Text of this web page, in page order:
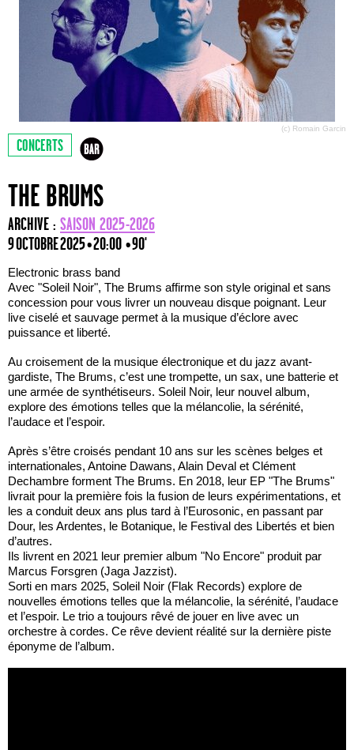
(c) Romain Garcin
CONCERTS
THE BRUMS
ARCHIVE : SAISON 2025-2026
9 OCTOBRE 2025 • 20:00 • 90'
Electronic brass band
Avec "Soleil Noir", The Brums affirme son style original et sans
concession pour vous livrer un nouveau disque poignant. Leur
live ciselé et sauvage permet à la musique d’éclore avec
puissance et liberté.
Au croisement de la musique électronique et du jazz avant-
gardiste, The Brums, c’est une trompette, un sax, une batterie et
une armée de synthétiseurs. Soleil Noir, leur nouvel album,
explore des émotions telles que la mélancolie, la sérénité,
l’audace et l’espoir.
Après s’être croisés pendant 10 ans sur les scènes belges et
internationales, Antoine Dawans, Alain Deval et Clément
Dechambre forment The Brums. En 2018, leur EP "The Brums"
livrait pour la première fois la fusion de leurs expérimentations, et
les a conduit deux ans plus tard à l’Eurosonic, en passant par
Dour, les Ardentes, le Botanique, le Festival des Libertés et bien
d’autres.
Ils livrent en 2021 leur premier album "No Encore" produit par
Marcus Forsgren (Jaga Jazzist).
Sorti en mars 2025, Soleil Noir (Flak Records) explore de
nouvelles émotions telles que la mélancolie, la sérénité, l’audace
et l’espoir. Le trio a toujours rêvé de jouer en live avec un
orchestre à cordes. Ce rêve devient réalité sur la dernière piste
éponyme de l’album.